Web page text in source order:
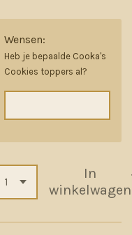
Wensen:
Heb je bepaalde Cooka's
Cookies toppers al?
In
winkelwagen